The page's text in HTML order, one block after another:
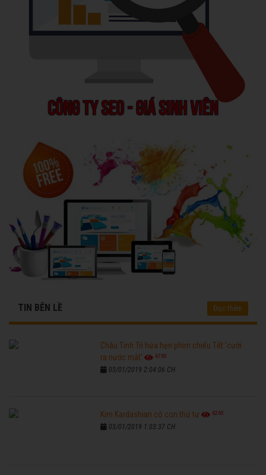
TIN BÊN LỀ Đọc thêm
Châu Tinh Trì hứa hẹn phim chiếu Tết 'cười
ra nước mắt'
6765
03/01/2019 2:04:06 CH
Kim Kardashian có con thứ tư 6265
03/01/2019 1:03:37 CH